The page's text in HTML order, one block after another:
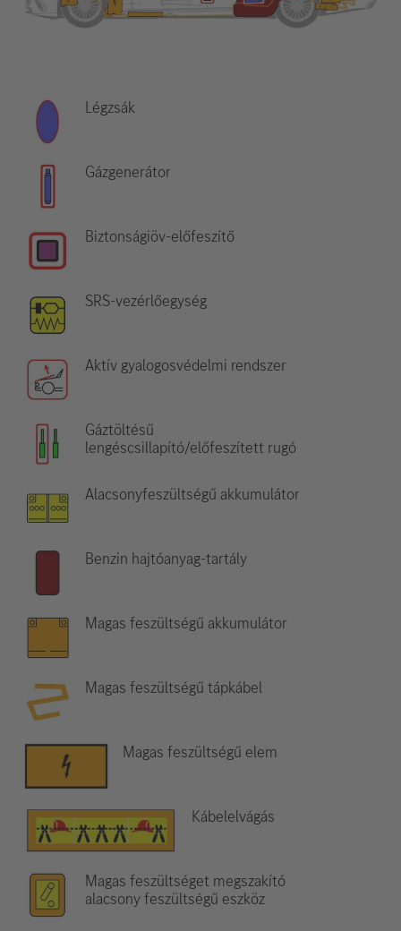
Légzsák
Gázgenerátor
Biztonságiöv-előfeszítő
SRS-vezérlőegység
Aktív gyalogosvédelmi rendszer
Gáztöltésű
lengéscsillapító/előfeszített rugó
Alacsonyfeszültségű akkumulátor
Benzin hajtóanyag-tartály
Magas feszültségű akkumulátor
Magas feszültségű tápkábel
Magas feszültségű elem
Kábelelvágás
Magas feszültséget megszakító
alacsony feszültségű eszköz